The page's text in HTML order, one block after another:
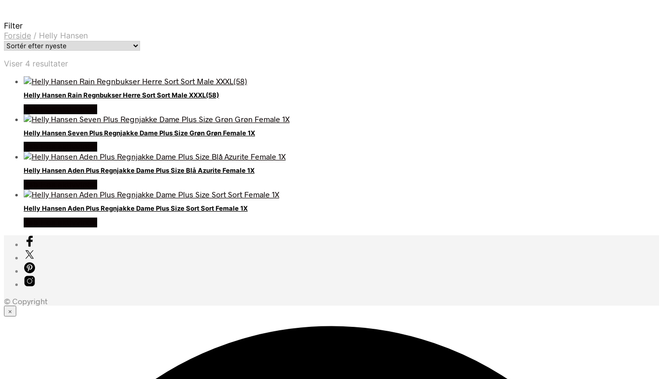
Filter
Forside / Helly Hansen
Viser 4 resultaterSorteret
seneste
Helly Hansen Rain Regnbukser Herre Sort Sort Male XXXL(58)
Helly Hansen Seven Plus Regnjakke Dame Plus Size Grøn Grøn Female 1X
Helly Hansen Aden Plus Regnjakke Dame Plus Size Blå Azurite Female 1X
Helly Hansen Aden Plus Regnjakke Dame Plus Size Sort Sort Female 1X
© Copyright
×